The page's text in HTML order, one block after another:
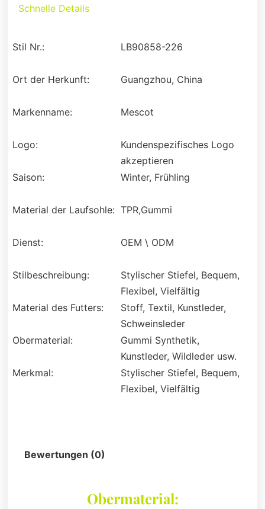
Schnelle Details
Stil Nr.: LB90858-226
Ort der Herkunft: Guangzhou, China
Markenname: Mescot
Logo:
Kundenspezifisches Logo
akzeptieren
Saison:
Winter, Frühling
Material der Laufsohle: TPR,Gummi
Dienst: OEM \ ODM
Stilbeschreibung:
Stylischer Stiefel, Bequem,
Flexibel, Vielfältig
Material des Futters:
Stoff, Textil, Kunstleder,
Schweinsleder
Obermaterial:
Gummi Synthetik,
Kunstleder, Wildleder usw.
Merkmal:
Stylischer Stiefel, Bequem,
Flexibel, Vielfältig
Bewertungen (0)
Obermaterial: